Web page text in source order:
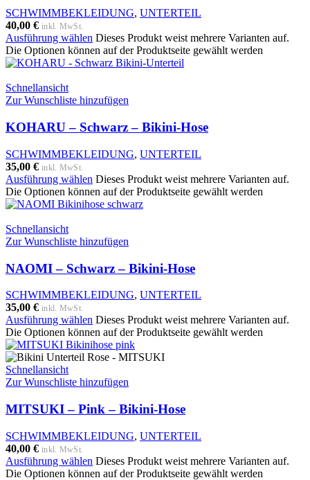
SCHWIMMBEKLEIDUNG, UNTERTEIL
40,00 € inkl. MwSt.
Ausführung wählen Dieses Produkt weist mehrere Varianten auf.
Die Optionen können auf der Produktseite gewählt werden
Schnellansicht
Zur Wunschliste hinzufügen
KOHARU – Schwarz – Bikini-Hose
SCHWIMMBEKLEIDUNG, UNTERTEIL
35,00 € inkl. MwSt.
Ausführung wählen Dieses Produkt weist mehrere Varianten auf.
Die Optionen können auf der Produktseite gewählt werden
Schnellansicht
Zur Wunschliste hinzufügen
NAOMI – Schwarz – Bikini-Hose
SCHWIMMBEKLEIDUNG, UNTERTEIL
35,00 € inkl. MwSt.
Ausführung wählen Dieses Produkt weist mehrere Varianten auf.
Die Optionen können auf der Produktseite gewählt werden
Schnellansicht
Zur Wunschliste hinzufügen
MITSUKI – Pink – Bikini-Hose
SCHWIMMBEKLEIDUNG, UNTERTEIL
40,00 € inkl. MwSt.
Ausführung wählen Dieses Produkt weist mehrere Varianten auf.
Die Optionen können auf der Produktseite gewählt werden